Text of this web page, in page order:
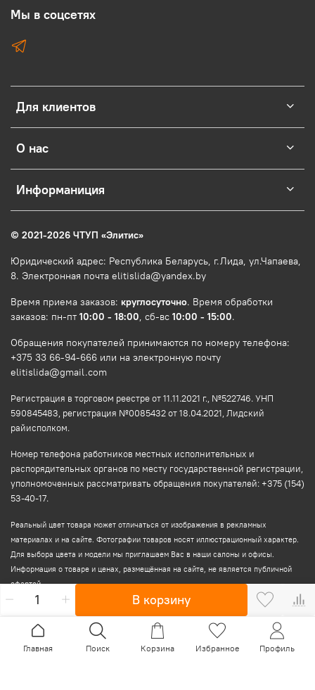
В корзину
Для клиентов
О нас
Информаниция
Мы в соцсетях
© 2021-2026 ЧТУП «Элитис»
Юридический адрес: Республика Беларусь, г.Лида, ул.Чапаева,
8. Электронная почта elitislida@yandex.by
Время приема заказов: круглосуточно. Время обработки
заказов: пн-пт 10:00 - 18:00, сб-вс 10:00 - 15:00.
Обращения покупателей принимаются по номеру телефона:
+375 33 66-94-666 или на электронную почту
elitislida@gmail.com
Регистрация в торговом реестре от 11.11.2021 г., №522746. УНП
590845483, регистрация №0085432 от 18.04.2021, Лидский
райисполком.
Номер телефона работников местных исполнительных и
распорядительных органов по месту государственной регистрации,
уполномоченных рассматривать обращения покупателей: +375 (154)
53-40-17.
Реальный цвет товара может отличаться от изображения в рекламных
материалах и на сайте. Фотографии товаров носят иллюстрационный характер.
Для выбора цвета и модели мы приглашаем Вас в наши салоны и офисы.
Информация о товаре и ценах, размещённая на сайте, не является публичной
офертой.
Главная Поиск Корзина Избранное Профиль